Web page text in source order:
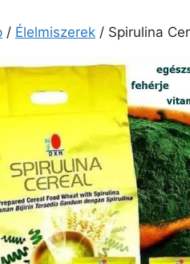
/ Élelmiszerek / Spirulina